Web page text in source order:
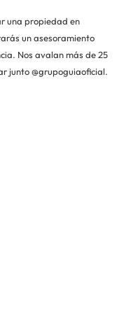
una propiedad en
un asesoramiento
Nos avalan más de 25
junto @grupoguiaoficial.